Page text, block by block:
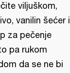
viljuškom,
vanilin šećer i
za pečenje
pa rukom
da se ne bi